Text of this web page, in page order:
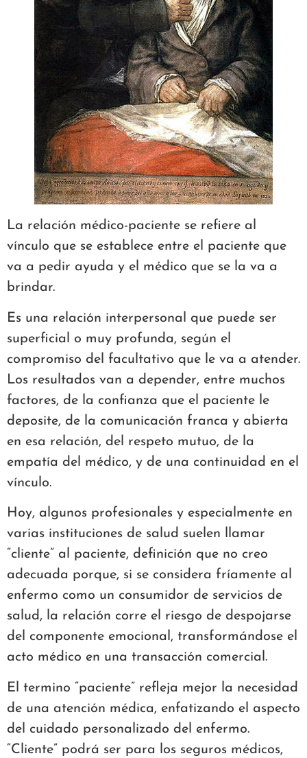
La relación médico-paciente se refiere al
vínculo que se establece entre el paciente que
va a pedir ayuda y el médico que se la va a
brindar.
Es una relación interpersonal que puede ser
superficial o muy profunda, según el
compromiso del facultativo que le va a atender.
Los resultados van a depender, entre muchos
factores, de la confianza que el paciente le
deposite, de la comunicación franca y abierta
en esa relación, del respeto mutuo, de la
empatía del médico, y de una continuidad en el
vínculo.
Hoy, algunos profesionales y especialmente en
varias instituciones de salud suelen llamar
“cliente” al paciente, definición que no creo
adecuada porque, si se considera fríamente al
enfermo como un consumidor de servicios de
salud, la relación corre el riesgo de despojarse
del componente emocional, transformándose el
acto médico en una transacción comercial.
El termino “paciente” refleja mejor la necesidad
de una atención médica, enfatizando el aspecto
del cuidado personalizado del enfermo.
“Cliente” podrá ser para los seguros médicos,